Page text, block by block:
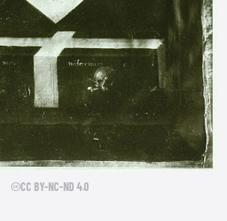
CC BY-NC-ND 4.0